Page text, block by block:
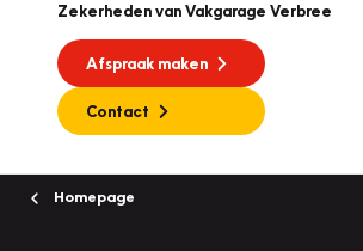
Zekerheden van Vakgarage Verbree
Afspraak maken
Contact
Homepage